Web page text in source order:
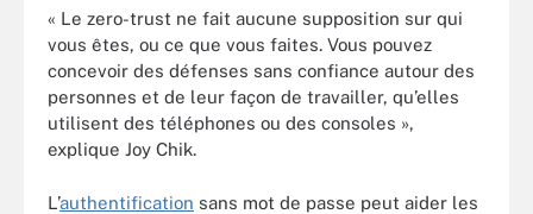
« Le zero-trust ne fait aucune supposition sur qui
vous êtes, ou ce que vous faites. Vous pouvez
concevoir des défenses sans confiance autour des
personnes et de leur façon de travailler, qu’elles
utilisent des téléphones ou des consoles »,
explique Joy Chik.
L’authentification sans mot de passe peut aider les